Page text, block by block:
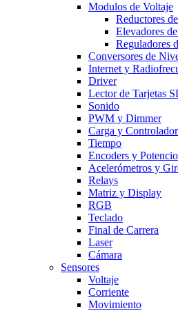
Modulos de Voltaje
Reductores
Elevadores
Reguladores
Conversores de
Internet y
Driver
Lector de Tarjetas
Sonido
PWM y Dimmer
Carga y
Tiempo
Encoders y
Acelerómetros y
Relays
Matriz y Display
RGB
Teclado
Final de Carrera
Laser
Cámara
Sensores
Voltaje
Corriente
Movimiento